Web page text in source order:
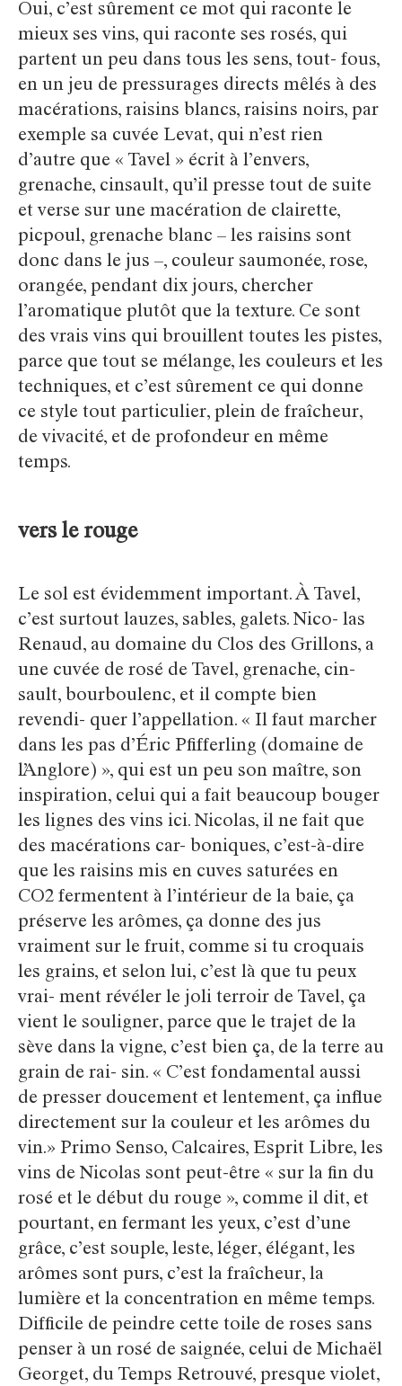
Oui, c’est sûrement ce mot qui raconte le
mieux ses vins, qui raconte ses rosés, qui
partent un peu dans tous les sens, tout- fous,
en un jeu de pressurages directs mêlés à des
macérations, raisins blancs, raisins noirs, par
exemple sa cuvée Levat, qui n’est rien
d’autre que « Tavel » écrit à l’envers,
grenache, cinsault, qu’il presse tout de suite
et verse sur une macération de clairette,
picpoul, grenache blanc – les raisins sont
donc dans le jus –, couleur saumonée, rose,
orangée, pendant dix jours, chercher
l’aromatique plutôt que la texture. Ce sont
des vrais vins qui brouillent toutes les pistes,
parce que tout se mélange, les couleurs et les
techniques, et c’est sûrement ce qui donne
ce style tout particulier, plein de fraîcheur,
de vivacité, et de profondeur en même
temps.
vers le rouge
Le sol est évidemment important. À Tavel,
c’est surtout lauzes, sables, galets. Nico- las
Renaud, au domaine du Clos des Grillons, a
une cuvée de rosé de Tavel, grenache, cin-
sault, bourboulenc, et il compte bien
revendi- quer l’appellation. « Il faut marcher
dans les pas d’Éric Pfifferling (domaine de
l’Anglore) », qui est un peu son maître, son
inspiration, celui qui a fait beaucoup bouger
les lignes des vins ici. Nicolas, il ne fait que
des macérations car- boniques, c’est-à-dire
que les raisins mis en cuves saturées en
CO2 fermentent à l’intérieur de la baie, ça
préserve les arômes, ça donne des jus
vraiment sur le fruit, comme si tu croquais
les grains, et selon lui, c’est là que tu peux
vrai- ment révéler le joli terroir de Tavel, ça
vient le souligner, parce que le trajet de la
sève dans la vigne, c’est bien ça, de la terre au
grain de rai- sin. « C’est fondamental aussi
de presser doucement et lentement, ça influe
directement sur la couleur et les arômes du
vin.» Primo Senso, Calcaires, Esprit Libre, les
vins de Nicolas sont peut-être « sur la fin du
rosé et le début du rouge », comme il dit, et
pourtant, en fermant les yeux, c’est d’une
grâce, c’est souple, leste, léger, élégant, les
arômes sont purs, c’est la fraîcheur, la
lumière et la concentration en même temps.
Difficile de peindre cette toile de roses sans
penser à un rosé de saignée, celui de Michaël
Georget, du Temps Retrouvé, presque violet,